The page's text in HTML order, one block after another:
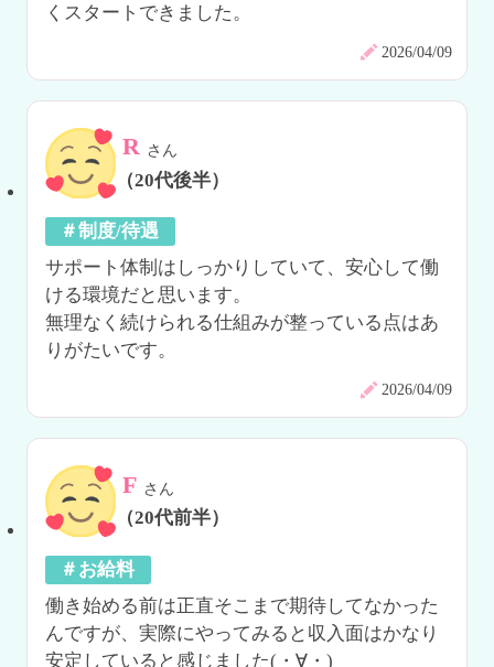
くスタートできました。
2026/04/09
R さん
（20代後半）
＃制度/待遇
サポート体制はしっかりしていて、安心して働
ける環境だと思います。
無理なく続けられる仕組みが整っている点はあ
りがたいです。
2026/04/09
F さん
（20代前半）
＃お給料
働き始める前は正直そこまで期待してなかった
んですが、実際にやってみると収入面はかなり
安定していると感じました(・∀・)